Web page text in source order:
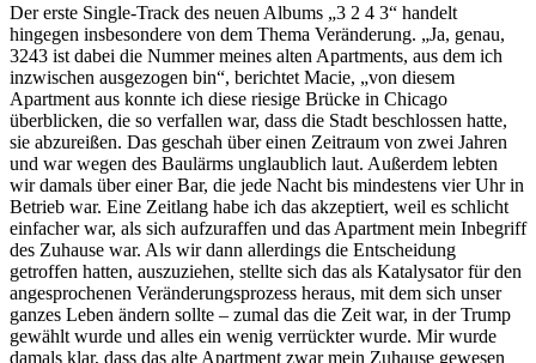
Der erste Single-Track des neuen Albums „3 2 4 3“ handelt
hingegen insbesondere von dem Thema Veränderung. „Ja, genau,
3243 ist dabei die Nummer meines alten Apartments, aus dem ich
inzwischen ausgezogen bin“, berichtet Macie, „von diesem
Apartment aus konnte ich diese riesige Brücke in Chicago
überblicken, die so verfallen war, dass die Stadt beschlossen hatte,
sie abzureißen. Das geschah über einen Zeitraum von zwei Jahren
und war wegen des Baulärms unglaublich laut. Außerdem lebten
wir damals über einer Bar, die jede Nacht bis mindestens vier Uhr in
Betrieb war. Eine Zeitlang habe ich das akzeptiert, weil es schlicht
einfacher war, als sich aufzuraffen und das Apartment mein Inbegriff
des Zuhause war. Als wir dann allerdings die Entscheidung
getroffen hatten, auszuziehen, stellte sich das als Katalysator für den
angesprochenen Veränderungsprozess heraus, mit dem sich unser
ganzes Leben ändern sollte – zumal das die Zeit war, in der Trump
gewählt wurde und alles ein wenig verrückter wurde. Mir wurde
damals klar, dass das alte Apartment zwar mein Zuhause gewesen